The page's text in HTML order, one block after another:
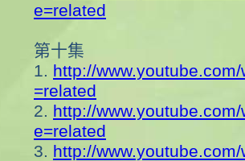
e=related
第十集
1. http://
=related
2. http://
e=related
3. http://